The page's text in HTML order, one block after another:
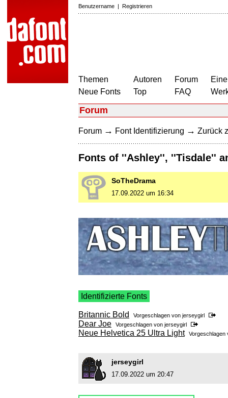
Benutzername | Registrieren
Themen
Neue Fonts
Autoren
Top
Forum
FAQ
Forum
Forum → Font Identifizierung → Zurück
Fonts of ''Ashley'', ''Tisdale''
SoTheDrama
17.09.2022 um 16:34
Identifizierte Fonts
Britannic Bold Vorgeschlagen von jerseygirl
Dear Joe Vorgeschlagen von jerseygirl
Neue Helvetica 25 Ultra Light Vorgeschlagen
jerseygirl
17.09.2022 um 20:47